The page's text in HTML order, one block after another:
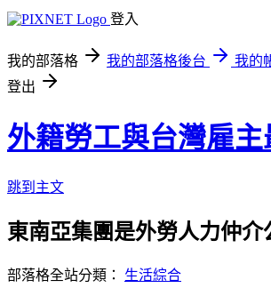
登入
我的部落格 我的部落格後台
我的
登出
外籍勞工與台灣雇主
跳到主文
東南亞集團是外勞人力仲介
部落格全站分類： 生活綜合